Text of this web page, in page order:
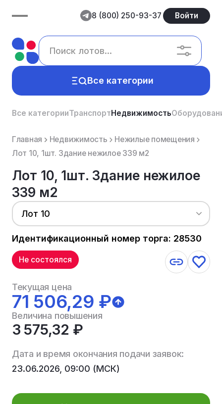
8 (800) 250-93-37 Войти
Все категории
Все категорииТранспортНедвижимость
Главная Недвижимость
Нежилые помещения
Лот 10, 1шт. Здание нежилое 339 м2
Лот 10, 1шт. Здание нежилое
339 м2
Лот 10
Идентификационный номер торга: 28530
Не состоялся
Текущая цена
71 506,29 ₽
Величина повышения
3 575,32 ₽
Дата и время окончания подачи заявок:
23.06.2026, 09:00 (МСК)